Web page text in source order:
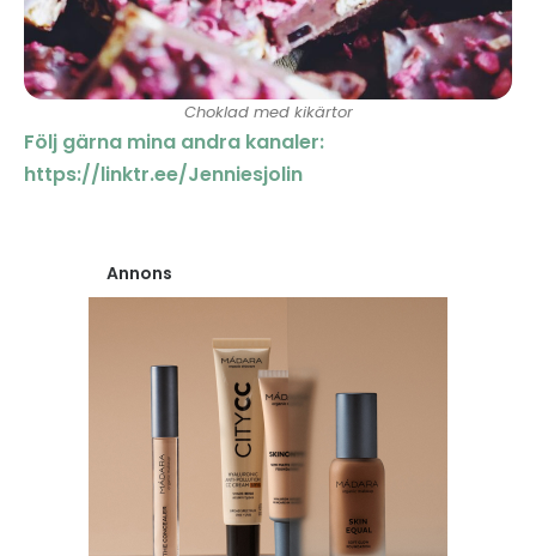
Choklad med kikärtor
Följ gärna mina andra kanaler:
https://linktr.ee/Jenniesjolin
Annons